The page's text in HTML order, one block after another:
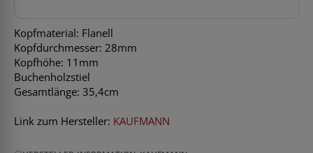
Kopfmaterial: Flanell
Kopfdurchmesser: 28mm
Kopfhöhe: 11mm
Buchenholzstiel
Gesamtlänge: 35,4cm
Link zum Hersteller: KAUFMANN